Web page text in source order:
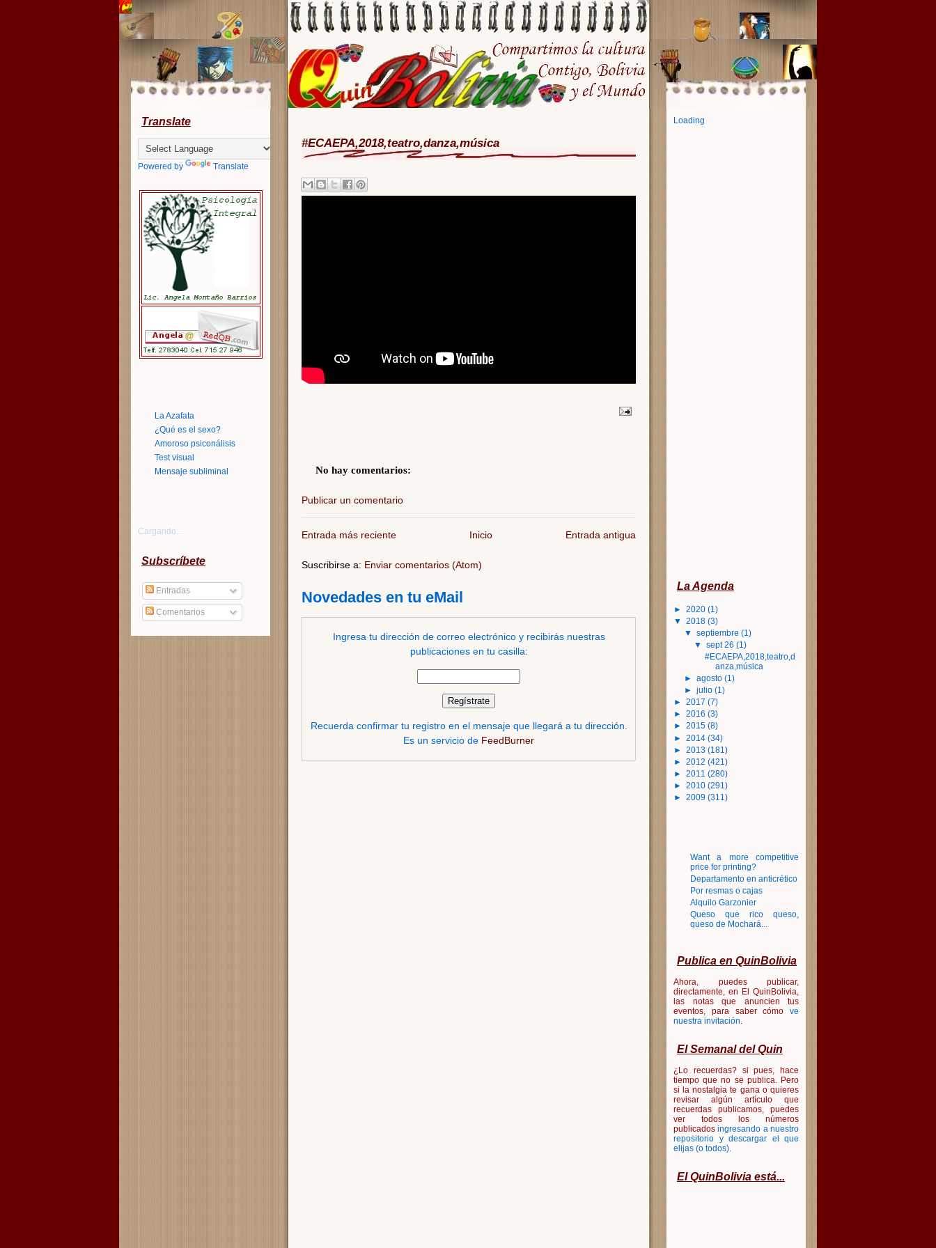
Translate
Powered by Translate
La Azafata
¿Qué es el sexo?
Amoroso psiconálisis
Test visual
Mensaje subliminal
Cargando...
Subscríbete
Entradas
Comentarios
#ECAEPA,2018,teatro,danza,música
No hay comentarios:
Publicar un comentario
Entrada más reciente Entrada antigua
Inicio
Suscribirse a: Enviar comentarios (Atom)
Novedades en tu eMail
Ingresa tu dirección de correo electrónico y recibirás nuestras
publicaciones en tu casilla:
Recuerda confirmar tu registro en el mensaje que llegará a tu dirección.
Es un servicio de FeedBurner
Loading
La Agenda
► 2020 (1)
▼ 2018 (3)
▼ septiembre (1)
▼sept 26(1)
#ECAEPA,2018,teatro,d
anza,música
► agosto (1)
► julio (1)
► 2017 (7)
► 2016 (3)
► 2015 (8)
► 2014 (34)
► 2013 (181)
► 2012 (421)
► 2011 (280)
► 2010 (291)
► 2009 (311)
Want a more competitive
price for printing?
Departamento en anticrético
Por resmas o cajas
Alquilo Garzonier
Queso que rico queso,
queso de Mochará...
Publica en QuinBolivia
Ahora, puedes publicar,
directamente, en El QuinBolivia,
las notas que anuncien tus
eventos, para saber cómo ve
nuestra invitación.
El Semanal del Quin
¿Lo recuerdas? si pues, hace
tiempo que no se publica. Pero
si la nostalgia te gana o quieres
revisar algún artículo que
recuerdas publicamos, puedes
ver todos los números
publicados ingresando a nuestro
repositorio y descargar el que
elijas (o todos).
El QuinBolivia está...